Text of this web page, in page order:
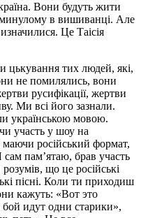
Вони будуть жити
в вишиванці. Але
Це Таісія
цькування тих людей, які,
не помилялись, вони
русифікації, жертви
Ми всі його зазнали.
українською мовою.
участь у шоу на
маючи російський формат,
сам пам’ятаю, брав участь
що це російські
пісні. Коли ти приходиш
кажуть: «Вот это
идут одни старики»,